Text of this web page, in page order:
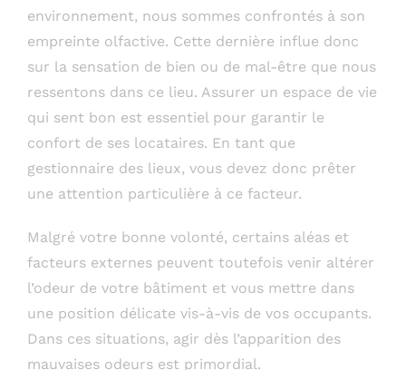
environnement, nous sommes confrontés à son
empreinte olfactive. Cette dernière influe donc
sur la sensation de bien ou de mal-être que nous
ressentons dans ce lieu. Assurer un espace de vie
qui sent bon est essentiel pour garantir le
confort de ses locataires. En tant que
gestionnaire des lieux, vous devez donc prêter
une attention particulière à ce facteur.
Malgré votre bonne volonté, certains aléas et
facteurs externes peuvent toutefois venir altérer
l’odeur de votre bâtiment et vous mettre dans
une position délicate vis-à-vis de vos occupants.
Dans ces situations, agir dès l’apparition des
mauvaises odeurs est primordial.